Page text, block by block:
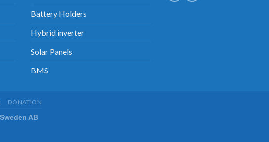
Battery Holders
Hybrid inverter
Solar Panels
BMS
DONATION
AB